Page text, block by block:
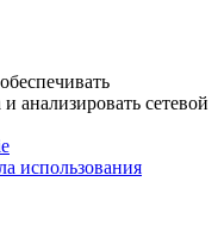
анализировать сетевой
использования